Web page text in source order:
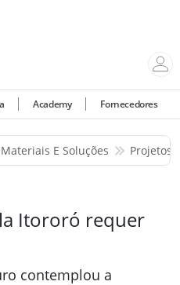
Academy Fornecedores
Materiais E Soluções Projetos
Itororó requer
contemplou a